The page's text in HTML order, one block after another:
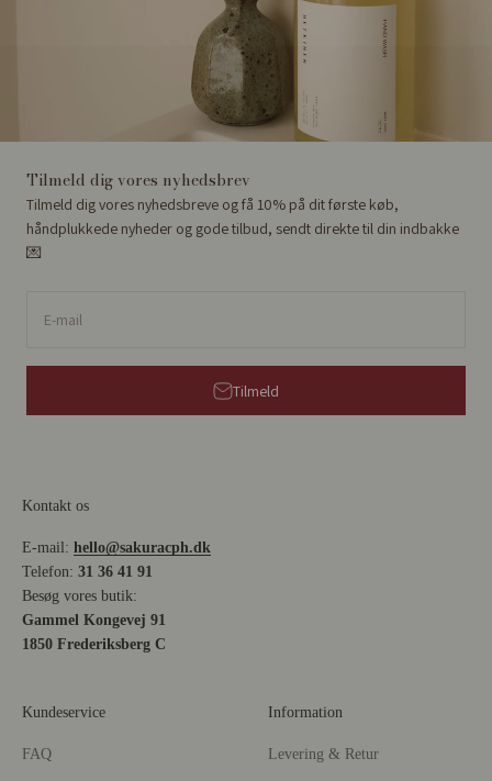
Tilmeld dig vores nyhedsbrev
Tilmeld dig vores nyhedsbreve og få 10% på dit første køb,
håndplukkede nyheder og gode tilbud, sendt direkte til din indbakke
💌
E-mail
Tilmeld
Kontakt os
E-mail: hello@sakuracph.dk
Telefon: 31 36 41 91
Besøg vores butik:
Gammel Kongevej 91
1850 Frederiksberg C
Kundeservice
FAQ
Information
Levering & Retur